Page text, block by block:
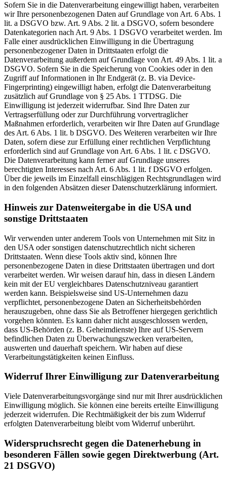
Sofern Sie in die Datenverarbeitung eingewilligt haben, verarbeiten
wir Ihre personenbezogenen Daten auf Grundlage von Art. 6 Abs. 1
lit. a DSGVO bzw. Art. 9 Abs. 2 lit. a DSGVO, sofern besondere
Datenkategorien nach Art. 9 Abs. 1 DSGVO verarbeitet werden. Im
Falle einer ausdrücklichen Einwilligung in die Übertragung
personenbezogener Daten in Drittstaaten erfolgt die
Datenverarbeitung außerdem auf Grundlage von Art. 49 Abs. 1 lit. a
DSGVO. Sofern Sie in die Speicherung von Cookies oder in den
Zugriff auf Informationen in Ihr Endgerät (z. B. via Device-
Fingerprinting) eingewilligt haben, erfolgt die Datenverarbeitung
zusätzlich auf Grundlage von § 25 Abs. 1 TTDSG. Die
Einwilligung ist jederzeit widerrufbar. Sind Ihre Daten zur
Vertragserfüllung oder zur Durchführung vorvertraglicher
Maßnahmen erforderlich, verarbeiten wir Ihre Daten auf Grundlage
des Art. 6 Abs. 1 lit. b DSGVO. Des Weiteren verarbeiten wir Ihre
Daten, sofern diese zur Erfüllung einer rechtlichen Verpflichtung
erforderlich sind auf Grundlage von Art. 6 Abs. 1 lit. c DSGVO.
Die Datenverarbeitung kann ferner auf Grundlage unseres
berechtigten Interesses nach Art. 6 Abs. 1 lit. f DSGVO erfolgen.
Über die jeweils im Einzelfall einschlägigen Rechtsgrundlagen wird
in den folgenden Absätzen dieser Datenschutzerklärung informiert.
Hinweis zur Datenweitergabe in die USA und
sonstige Drittstaaten
Wir verwenden unter anderem Tools von Unternehmen mit Sitz in
den USA oder sonstigen datenschutzrechtlich nicht sicheren
Drittstaaten. Wenn diese Tools aktiv sind, können Ihre
personenbezogene Daten in diese Drittstaaten übertragen und dort
verarbeitet werden. Wir weisen darauf hin, dass in diesen Ländern
kein mit der EU vergleichbares Datenschutzniveau garantiert
werden kann. Beispielsweise sind US-Unternehmen dazu
verpflichtet, personenbezogene Daten an Sicherheitsbehörden
herauszugeben, ohne dass Sie als Betroffener hiergegen gerichtlich
vorgehen könnten. Es kann daher nicht ausgeschlossen werden,
dass US-Behörden (z. B. Geheimdienste) Ihre auf US-Servern
befindlichen Daten zu Überwachungszwecken verarbeiten,
auswerten und dauerhaft speichern. Wir haben auf diese
Verarbeitungstätigkeiten keinen Einfluss.
Widerruf Ihrer Einwilligung zur Datenverarbeitung
Viele Datenverarbeitungsvorgänge sind nur mit Ihrer ausdrücklichen
Einwilligung möglich. Sie können eine bereits erteilte Einwilligung
jederzeit widerrufen. Die Rechtmäßigkeit der bis zum Widerruf
erfolgten Datenverarbeitung bleibt vom Widerruf unberührt.
Widerspruchsrecht gegen die Datenerhebung in
besonderen Fällen sowie gegen Direktwerbung (Art.
21 DSGVO)